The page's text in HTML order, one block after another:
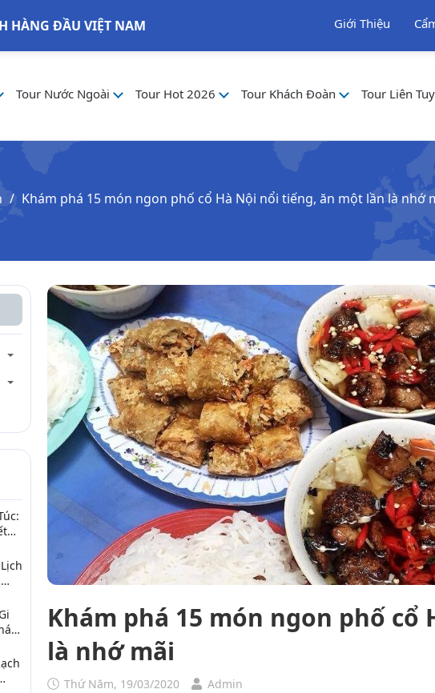
HÀNG ĐẦU VIỆT NAM Giới Thiệu
Tour Nước Ngoài Tour Hot 2026 Tour Khách Đoàn Tour Liên
Khám phá 15 món ngon phố cổ Hà Nội nổi tiếng, ăn một lần là nhớ
Khám phá 15 món ngon phố
là nhớ mãi
Thứ Năm, 19/03/2020 Admin
6